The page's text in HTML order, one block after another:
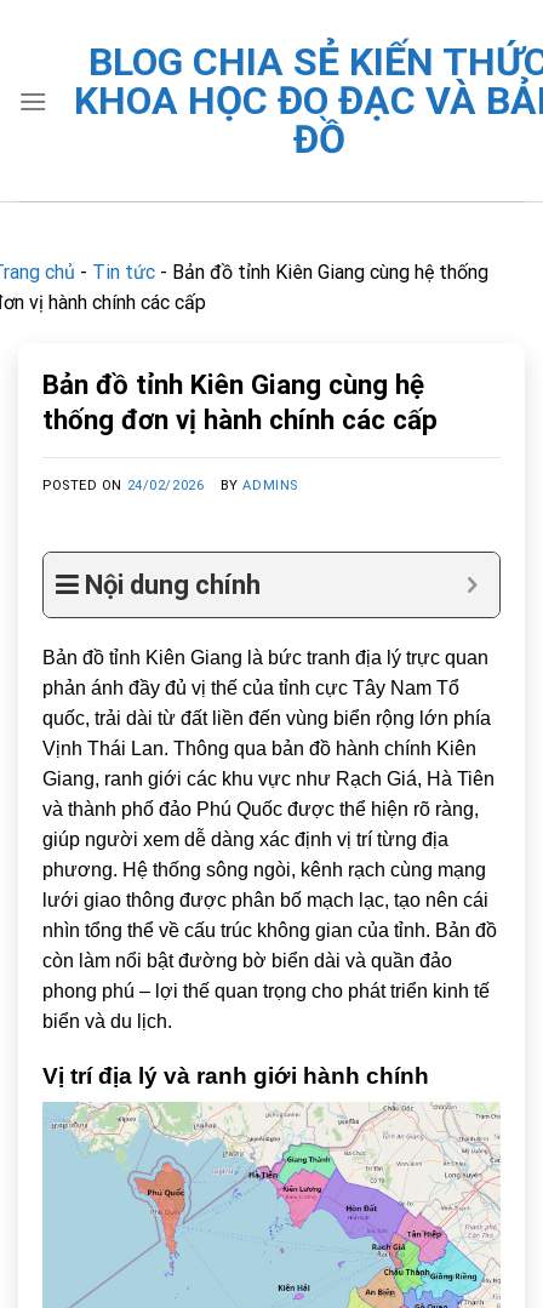
BLOG CHIA SẺ KIẾN
KHOA HỌC ĐO ĐẠC VÀ
ĐỒ
chủ - Tin tức - Bản đồ tỉnh Kiên Giang cùng hệ thống
vị hành chính các cấp
Bản đồ tỉnh Kiên Giang cùng hệ
thống đơn vị hành chính các cấp
POSTED ON 24/02/2026 BYADMINS
Nội dung chính
Bản đồ tỉnh Kiên Giang là bức tranh địa lý trực quan
phản ánh đầy đủ vị thế của tỉnh cực Tây Nam Tổ
quốc, trải dài từ đất liền đến vùng biển rộng lớn phía
Vịnh Thái Lan. Thông qua bản đồ hành chính Kiên
Giang, ranh giới các khu vực như Rạch Giá, Hà Tiên
và thành phố đảo Phú Quốc được thể hiện rõ ràng,
giúp người xem dễ dàng xác định vị trí từng địa
phương. Hệ thống sông ngòi, kênh rạch cùng mạng
lưới giao thông được phân bố mạch lạc, tạo nên cái
nhìn tổng thể về cấu trúc không gian của tỉnh. Bản đồ
còn làm nổi bật đường bờ biển dài và quần đảo
phong phú – lợi thế quan trọng cho phát triển kinh tế
biển và du lịch.
Vị trí địa lý và ranh giới hành chính